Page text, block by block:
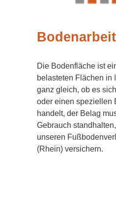
Die Bodenfläche ist
belasteten Flächen in
ganz gleich, ob es
oder einen speziellen
handelt, der Belag
Gebrauch
unseren
(Rhein) versichern.